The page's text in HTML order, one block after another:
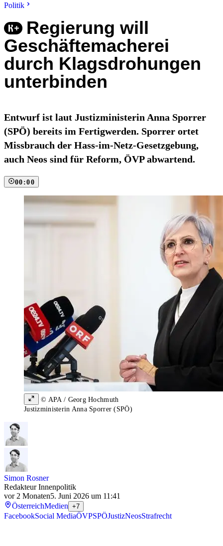
Politik
Regierung will
Geschäftemacherei
durch Klagsdrohungen
unterbinden
Entwurf ist laut Justizministerin Anna Sporrer
(SPÖ) bereits im Fertigwerden. Sporrer ortet
Missbrauch der Hass-im-Netz-Gesetzgebung,
auch Neos sind für Reform, ÖVP abwartend.
00:00
© APA / Georg Hochmuth
Justizministerin Anna Sporrer (SPÖ)
Simon Rosner
Redakteur Innenpolitik
vor 2 Monaten5. Juni 2026 um 11:41
ÖsterreichMedien +7
FacebookSocial MediaÖVPSPÖJustizNeosStrafrecht